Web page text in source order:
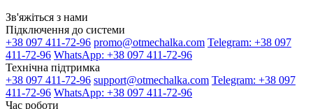
Зв'яжіться з нами
Підключення до системи
+38 097 411-72-96 promo@otmechalka.com Telegram: +38 097
411-72-96 WhatsApp: +38 097 411-72-96
Технічна підтримка
+38 097 411-72-96 support@otmechalka.com Telegram: +38 097
411-72-96 WhatsApp: +38 097 411-72-96
Час роботи